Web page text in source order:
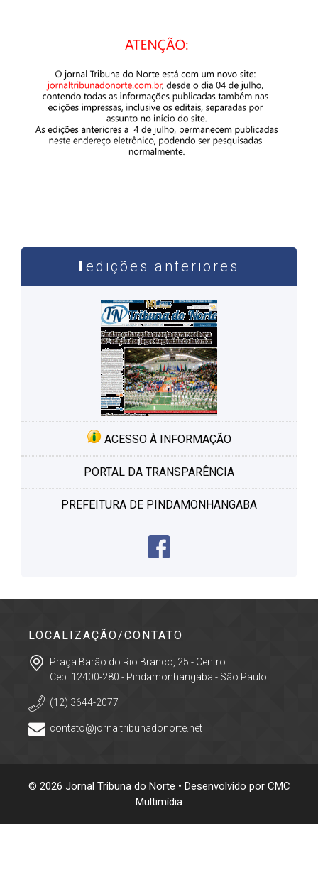
edições anteriores
ACESSO À INFORMAÇÃO
PORTAL DA TRANSPARÊNCIA
PREFEITURA DE PINDAMONHANGABA
LOCALIZAÇÃO/CONTATO
Praça Barão do Rio Branco, 25 - Centro
Cep: 12400-280 - Pindamonhangaba - São Paulo
(12) 3644-2077
contato@jornaltribunadonorte.net
© 2026 Jornal Tribuna do Norte • Desenvolvido por CMC
Multimídia